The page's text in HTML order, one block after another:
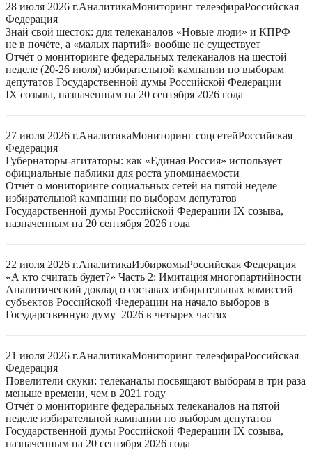
28 июля 2026 г.АналитикаМониторинг телеэфираРоссийская
Федерация
Знай свой шесток: для телеканалов «Новые люди» и КПРФ
не в почёте, а «малых партий» вообще не существует
Отчёт о мониторинге федеральных телеканалов на шестой
неделе (20-26 июля) избирательной кампании по выборам
депутатов Государственной думы Российской Федерации
IX созыва, назначенным на 20 сентября 2026 года
27 июля 2026 г.АналитикаМониторинг соцсетейРоссийская
Федерация
Губернаторы-агитаторы: как «Единая Россия» использует
официальные паблики для роста упоминаемости
Отчёт о мониторинге социальных сетей на пятой неделе
избирательной кампании по выборам депутатов
Государственной думы Российской Федерации IX созыва,
назначенным на 20 сентября 2026 года
22 июля 2026 г.АналитикаИзбиркомыРоссийская Федерация
«А кто считать будет?» Часть 2: Имитация многопартийности
Аналитический доклад о составах избирательных комиссий
субъектов Российской Федерации на начало выборов в
Государственную думу–2026 в четырех частях
21 июля 2026 г.АналитикаМониторинг телеэфираРоссийская
Федерация
Повелители скуки: телеканалы посвящают выборам в три раза
меньше времени, чем в 2021 году
Отчёт о мониторинге федеральных телеканалов на пятой
неделе избирательной кампании по выборам депутатов
Государственной думы Российской Федерации IX созыва,
назначенным на 20 сентября 2026 года